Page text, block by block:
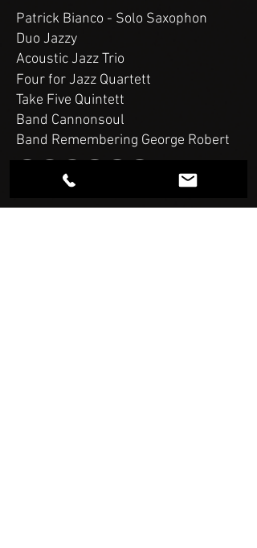
Patrick Bianco - Solo Saxophon
Duo Jazzy
Acoustic Jazz Trio
Four for Jazz Quartett
Take Five Quintett
Band Cannonsoul
Band Remembering George Robert